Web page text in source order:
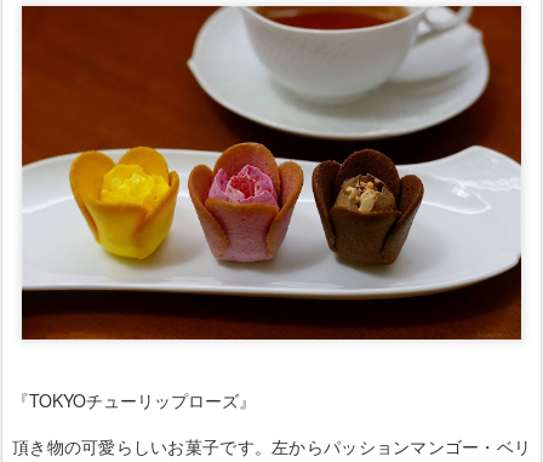
『TOKYOチューリップローズ』
頂き物の可愛らしいお菓子です。左からパッションマンゴー・ベリ